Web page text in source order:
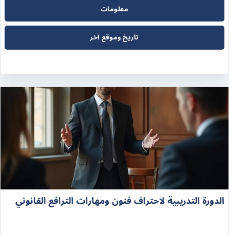
معلومات
تاريخ وموقع آخر
الدورة التدريبية لاحتراف فنون ومهارات الترافع القانوني